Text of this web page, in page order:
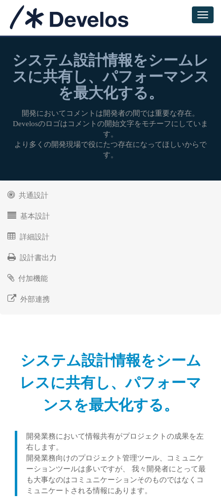
システム設計情報をシームレ
スに共有し、パフォーマンス
を最大化する。
開発においてコメントは開発者の間では重要な存在。
Develosのロゴはコメントの開始文字をモチーフにしていま
す。
より多くの開発現場で役にたつ存在になってほしいからで
す。
共通設計
基本設計
詳細設計
設計書出力
付加機能
外部連携
システム設計情報をシーム
レスに共有し、パフォーマ
ンスを最大化する。
開発業務において情報共有がプロジェクトの成果を左
右します。
開発業務向けのプロジェクト管理ツール、コミュニケ
ーションツールは多いですが、 我々開発者にとって最
も大事なのはコミュニケーションそのものではなくコ
ミュニケートされる情報にあります。